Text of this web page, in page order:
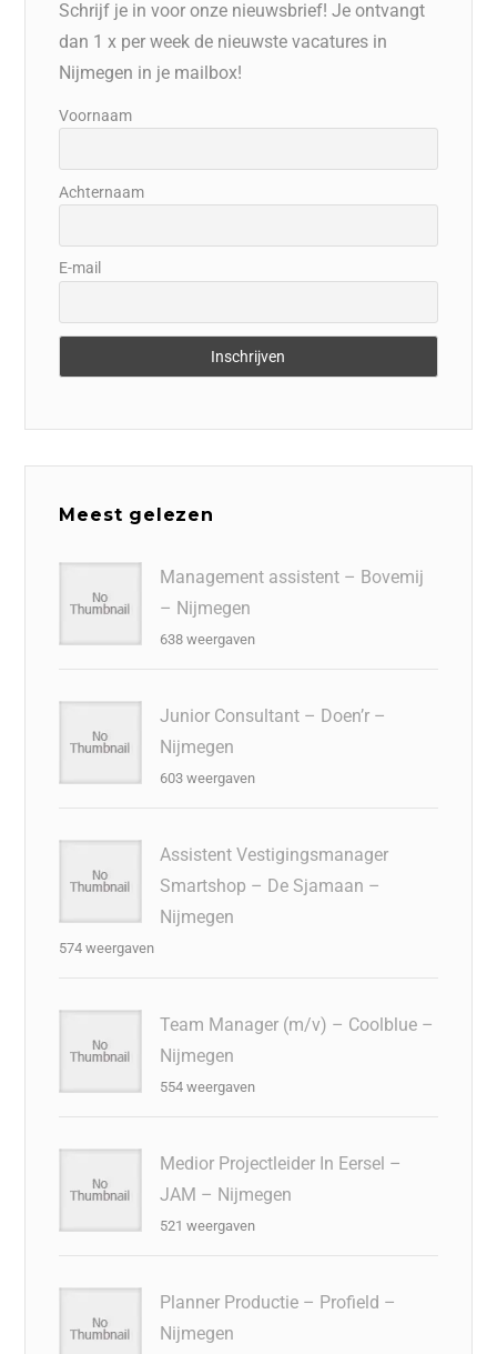
Schrijf je in voor onze nieuwsbrief! Je ontvangt
dan 1 x per week de nieuwste vacatures in
Nijmegen in je mailbox!
Voornaam
Achternaam
E-mail
Meest gelezen
Management assistent – Bovemij
– Nijmegen
638 weergaven
Junior Consultant – Doen’r –
Nijmegen
603 weergaven
Assistent Vestigingsmanager
Smartshop – De Sjamaan –
Nijmegen
574 weergaven
Team Manager (m/v) – Coolblue –
Nijmegen
554 weergaven
Medior Projectleider In Eersel –
JAM – Nijmegen
521 weergaven
Planner Productie – Profield –
Nijmegen